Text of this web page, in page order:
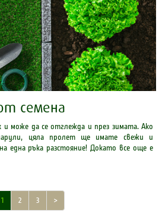
семена
и може да се отглежда и през зимата. Ако
цяла пролет ще имате свежи и
една ръка разстояние! Докато все още е
1 2 3 >